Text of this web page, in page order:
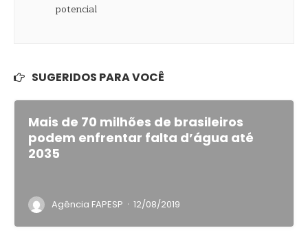
SUGERIDOS PARA VOCÊ
Mais de 70 milhões de brasileiros
podem enfrentar falta d’água até
2035
Agência FAPESP · 12/08/2019